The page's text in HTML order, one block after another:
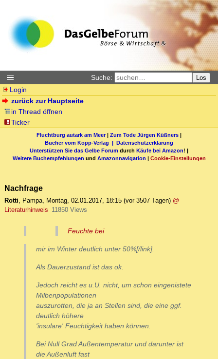
Suche: Los
Login
zurück zur Hauptseite
in Thread öffnen
Ticker
Fluchtburg autark am Meer| Zum Tode Jürgen Küßners |
Bücher vom Kopp-Verlag | Datenschutzerklärung
Unterstützen Sie das Gelbe Forum durch Käufe bei Amazon! |
Weitere Buchempfehlungen und Amazonnavigation | Cookie-Einstellungen
Nachfrage
Rotti, Pampa, Montag, 02.01.2017, 18:15 (vor 3507 Tagen) @
Literaturhinweis 11850 Views
Feuchte bei
mir im Winter deutlich unter 50%[/link].
Als Dauerzustand ist das ok.
Jedoch reicht es u.U. nicht, um schon eingenistete
Milbenpopulationen
auszurotten, die ja an Stellen sind, die eine ggf.
deutlich höhere
'insulare' Feuchtigkeit haben können.
Bei Null Grad Außentemperatur und darunter ist
die Außenluft fast